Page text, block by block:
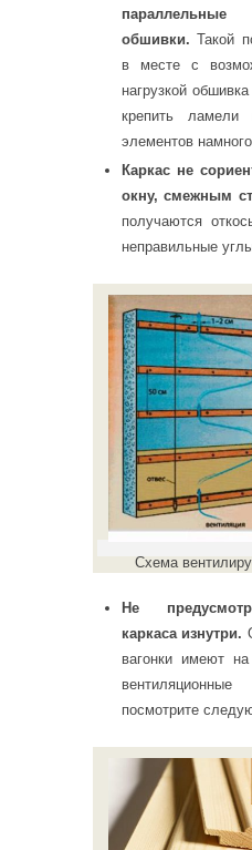
обшивки. Такой
в месте с
нагрузкой
крепить ламели
элементов
Каркас не
окну, смежным
получаются
неправильные
Схема
Не
каркаса изнутри.
вагонки имеют
посмотрите